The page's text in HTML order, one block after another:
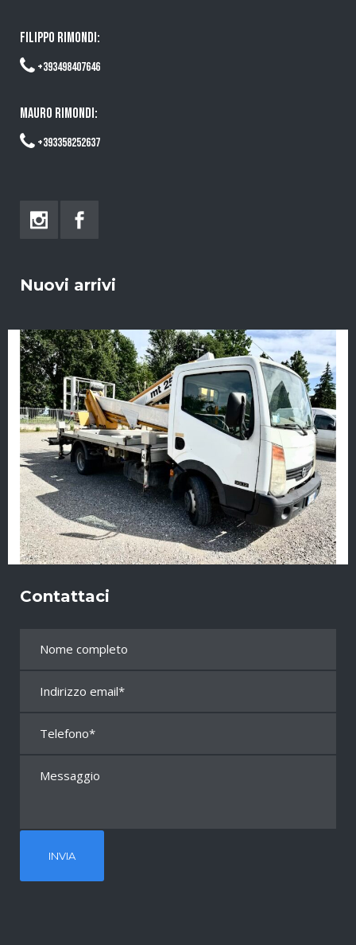
FILIPPO RIMONDI:
+393498407646
MAURO RIMONDI:
+393358252637
Nuovi arrivi
Contattaci